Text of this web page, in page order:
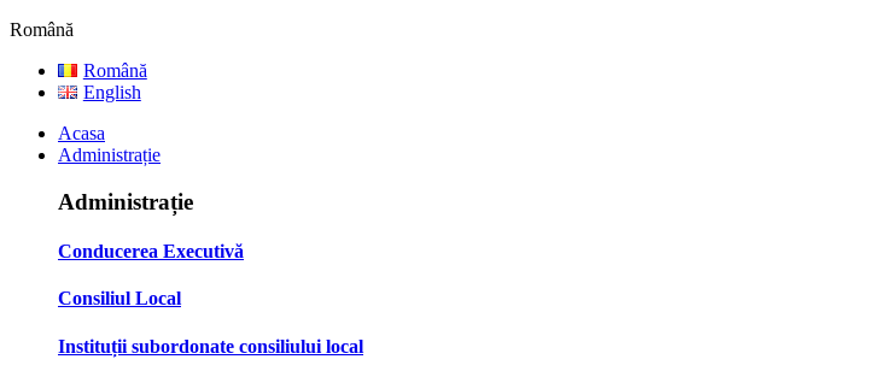
Română
Română
English
Acasa
Administrație
Administrație
Conducerea Executivă
Consiliul Local
Instituții subordonate consiliului local